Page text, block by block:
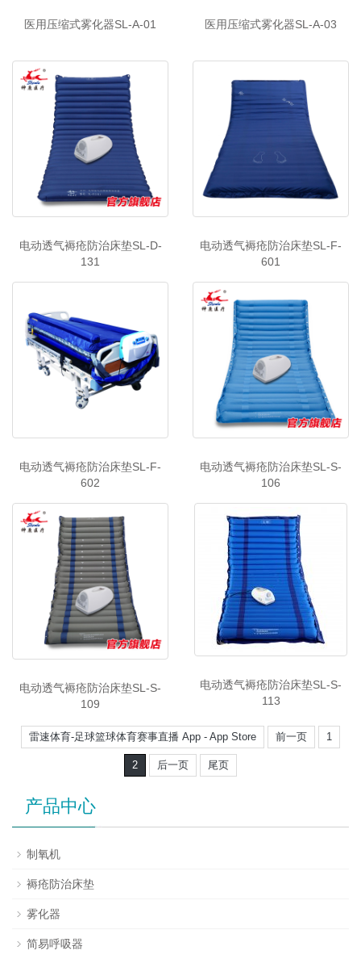
医用压缩式雾化器SL-A-01 医用压缩式雾化器SL-A-03
电动透气褥疮防治床垫SL-D-
131
电动透气褥疮防治床垫SL-F-
601
电动透气褥疮防治床垫SL-F-
602
电动透气褥疮防治床垫SL-S-
106
电动透气褥疮防治床垫SL-S-
109
电动透气褥疮防治床垫SL-S-
113
雷速体育-足球篮球体育赛事直播 App - App Store 前一页 1
2 后一页 尾页
产品中心
制氧机
褥疮防治床垫
雾化器
简易呼吸器